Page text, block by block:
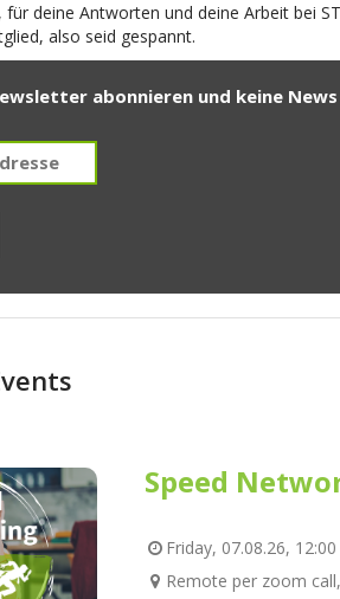
für deine Antworten und deine Arbeit bei
also seid gespannt.
abonnieren und keine
Speed
Friday, 07.08.26,
Remote per zoom call,